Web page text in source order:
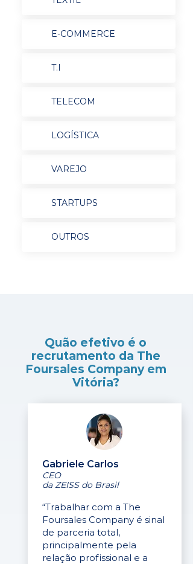
E-COMMERCE
T.I
TELECOM
LOGÍSTICA
VAREJO
STARTUPS
OUTROS
Quão efetivo é o
recrutamento da The
Foursales Company em
Vitória?
Gabriele Carlos
CEO
da ZEISS do Brasil
“Trabalhar com a The
Foursales Company é sinal
de parceria total,
principalmente pela
relação profissional e a